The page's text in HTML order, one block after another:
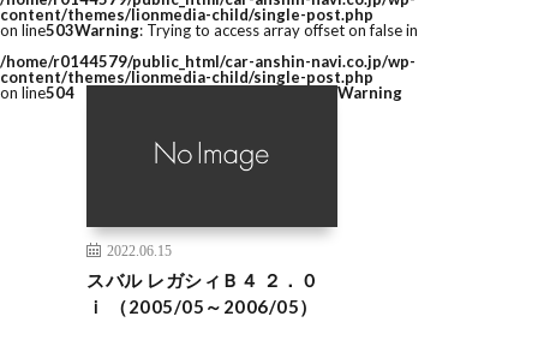
content/themes/lionmedia-child/single-post.php
on line503Warning: Trying to access array offset on false in
/home/r0144579/public_html/car-anshin-navi.co.jp/wp-
content/themes/lionmedia-child/single-post.php
on line504
2022.06.15
スバル レガシィＢ４ ２．０
ｉ （2005/05～2006/05）
Warning